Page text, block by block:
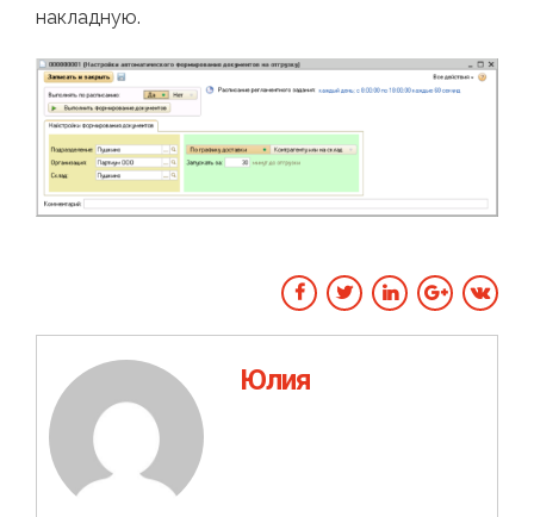
накладную.
Юлия